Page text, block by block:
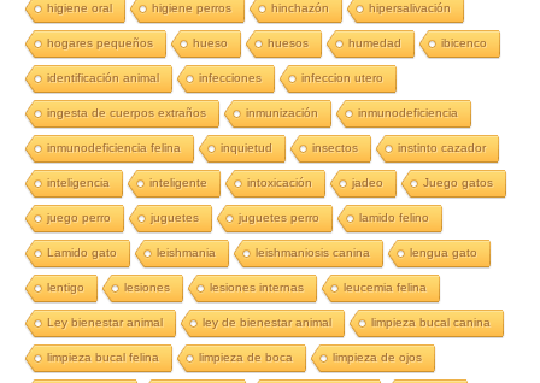
higiene oral higiene perros hinchazón hipersalivación
hogares pequeños hueso huesos humedad ibicenco
identificación animal infecciones infeccion utero
ingesta de cuerpos extraños inmunización inmunodeficiencia
inmunodeficiencia felina inquietud insectos instinto cazador
inteligencia inteligente intoxicación jadeo Juego gatos
juego perro juguetes juguetes perro lamido felino
Lamido gato leishmania leishmaniosis canina lengua gato
lentigo lesiones lesiones internas leucemia felina
Ley bienestar animal ley de bienestar animal limpieza bucal canina
limpieza bucal felina limpieza de boca limpieza de ojos